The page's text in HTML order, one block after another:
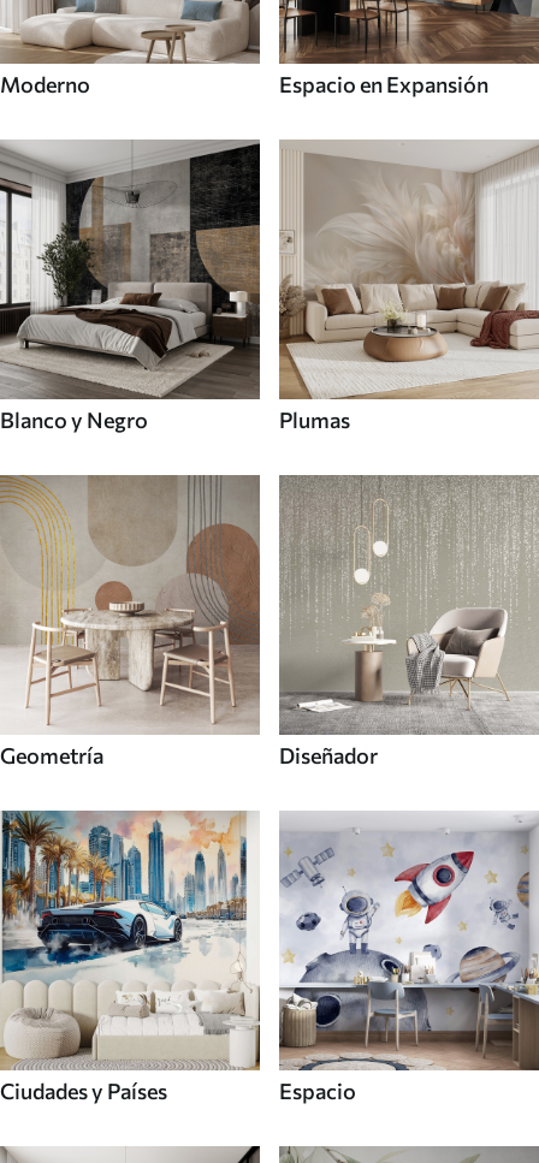
Moderno Espacio en Expansión
Blanco y Negro Plumas
Geometría Diseñador
Ciudades y Países Espacio